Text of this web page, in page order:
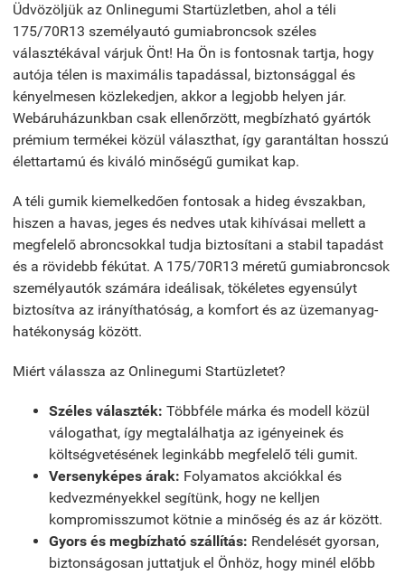
Üdvözöljük az Onlinegumi Startüzletben, ahol a téli
175/70R13 személyautó gumiabroncsok széles
választékával várjuk Önt! Ha Ön is fontosnak tartja, hogy
autója télen is maximális tapadással, biztonsággal és
kényelmesen közlekedjen, akkor a legjobb helyen jár.
Webáruházunkban csak ellenőrzött, megbízható gyártók
prémium termékei közül választhat, így garantáltan hosszú
élettartamú és kiváló minőségű gumikat kap.
A téli gumik kiemelkedően fontosak a hideg évszakban,
hiszen a havas, jeges és nedves utak kihívásai mellett a
megfelelő abroncsokkal tudja biztosítani a stabil tapadást
és a rövidebb fékútat. A 175/70R13 méretű gumiabroncsok
személyautók számára ideálisak, tökéletes egyensúlyt
biztosítva az irányíthatóság, a komfort és az üzemanyag-
hatékonyság között.
Miért válassza az Onlinegumi Startüzletet?
Széles választék: Többféle márka és modell közül
válogathat, így megtalálhatja az igényeinek és
költségvetésének leginkább megfelelő téli gumit.
Versenyképes árak: Folyamatos akciókkal és
kedvezményekkel segítünk, hogy ne kelljen
kompromisszumot kötnie a minőség és az ár között.
Gyors és megbízható szállítás: Rendelését gyorsan,
biztonságosan juttatjuk el Önhöz, hogy minél előbb